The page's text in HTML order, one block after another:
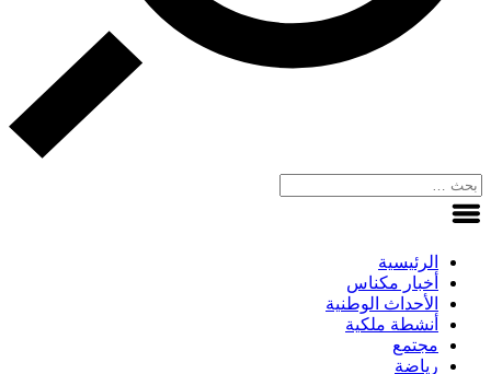
الرئيسية
أخبار مكناس
الأحداث الوطنية
أنشطة ملكية
مجتمع
رياضة